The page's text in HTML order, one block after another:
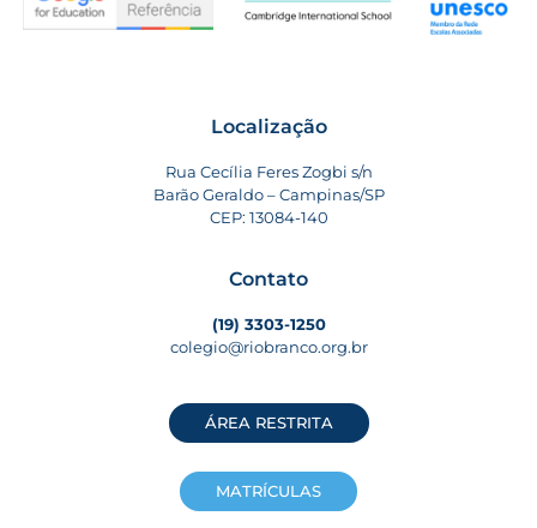
Localização
Rua Cecília Feres Zogbi s/n
Barão Geraldo – Campinas/SP
CEP: 13084-140
Contato
(19) 3303-1250
colegio@riobranco.org.br
ÁREA RESTRITA
MATRÍCULAS